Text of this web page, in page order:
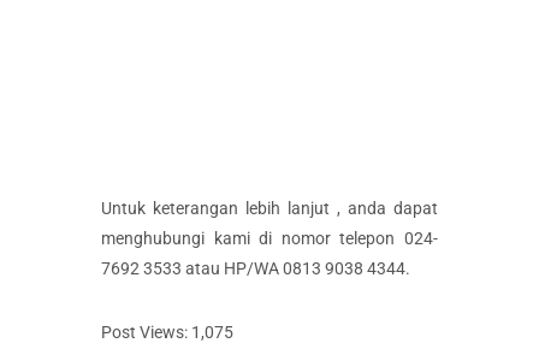
Untuk keterangan lebih lanjut , anda dapat
menghubungi kami di nomor telepon 024-
7692 3533 atau HP/WA 0813 9038 4344.
Post Views: 1,075